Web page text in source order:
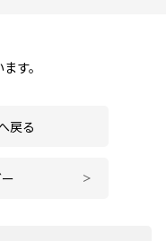
す。
戻る